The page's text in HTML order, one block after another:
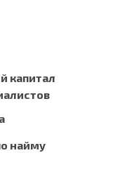
капитал
найму